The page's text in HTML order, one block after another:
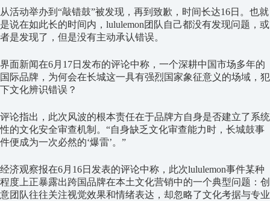
从活动举办到“敲错鼓”被发现，再到致歉，时间长达16日。也就
是说在如此长的时间内，lululemon团队自己都没有发现问题，或
者是发现了，但是没有主动承认错误。
界面新闻在6月17日发布的评论中称，一个深耕中国市场多年的
国际品牌，为何会在长城这一具有强烈国家象征意义的场域，犯
下文化辨识错误？
评论指出，此次风波的根本责任在于品牌方自身是否建立了系统
性的文化安全审查机制。“自身缺乏文化审查能力时，长城鼓事
件便成为一次必然的‘爆雷’。”
经济观察报在6月16日发表的评论中称，此次lululemon事件某种
程度上正暴露出跨国品牌在本土文化营销中的一个典型问题：创
意团队往往关注视觉效果和情绪表达，却忽略了文化考据与专业